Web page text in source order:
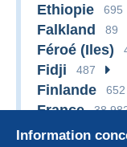
Ethiopie 695
Falkland 89
Féroé (Iles)
Fidji 487
Finlande 652
France 38
Information